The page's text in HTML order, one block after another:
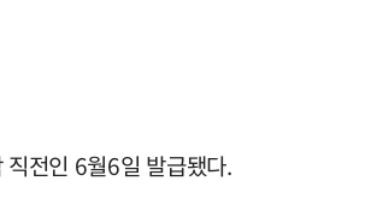
직전인 6월6일 발급됐다.